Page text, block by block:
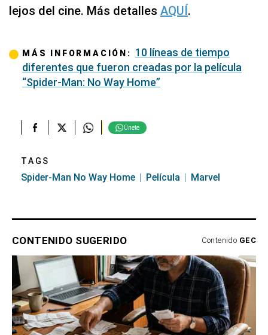
lejos del cine. Más detalles AQUÍ.
MÁS INFORMACIÓN: 10 líneas de tiempo
diferentes que fueron creadas por la película
“Spider-Man: No Way Home”
Únete
TAGS
Spider-Man No Way Home Película Marvel
CONTENIDO SUGERIDO Contenido GEC